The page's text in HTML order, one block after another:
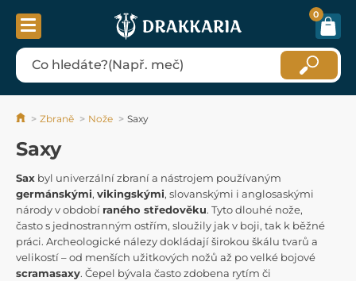
0
Zbraně Nože Saxy
Saxy
Sax byl univerzální zbraní a nástrojem používaným
germánskými, vikingskými, slovanskými i anglosaskými
národy v období raného středověku. Tyto dlouhé nože,
často s jednostranným ostřím, sloužily jak v boji, tak k běžné
práci. Archeologické nálezy dokládají širokou škálu tvarů a
velikostí – od menších užitkových nožů až po velké bojové
scramasaxy. Čepel bývala často zdobena rytím či